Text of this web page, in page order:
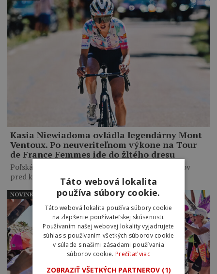
Kasia Niewiadoma ovládla legendárny Mont
Ventoux. Po neuveriteľnom výkone na Tour
de France Femmes ide do žltého dresu
Poľská pretekárka zaútočila necelých 10 kilometrov
pred koncom etapy a…
NOVINKY
Táto webová lokalita
používa súbory cookie.
Táto webová lokalita používa súbory cookie
na zlepšenie používateľskej skúsenosti.
Používaním našej webovej lokality vyjadrujete
súhlas s používaním všetkých súborov cookie
v súlade s našimi zásadami používania
súborov cookie. Prečítať viac
ZOBRAZIŤ VŠETKÝCH PARTNEROV (1)